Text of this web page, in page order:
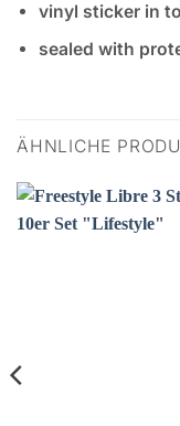
vinyl sticker in
sealed with
ÄHNLICHE